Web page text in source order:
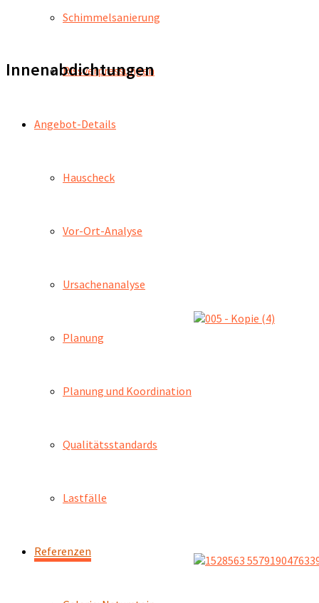
Schimmelsanierung
Rissverpressungen
Angebot-Details
Hauscheck
Vor-Ort-Analyse
Ursachenanalyse
Planung
Planung und Koordination
Qualitätsstandards
Lastfälle
Referenzen
Innenabdichtungen